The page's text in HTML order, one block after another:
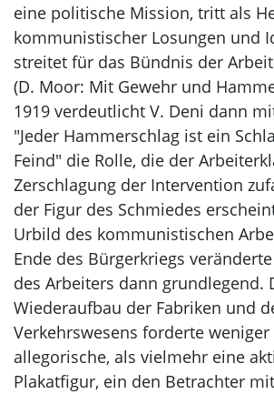
eine politische Mission, tritt als
kommunistischer Losungen und
streitet für das Bündnis der
(D. Moor: Mit Gewehr und
1919 verdeutlicht V. Deni dann
"Jeder Hammerschlag ist ein
Feind" die Rolle, die der
Zerschlagung der Intervention
der Figur des Schmiedes
Urbild des kommunistischen
Ende des Bürgerkriegs
des Arbeiters dann grundlegend.
Wiederaufbau der Fabriken und
Verkehrswesens forderte weniger
allegorische, als vielmehr eine
Plakatfigur, ein den Betrachter